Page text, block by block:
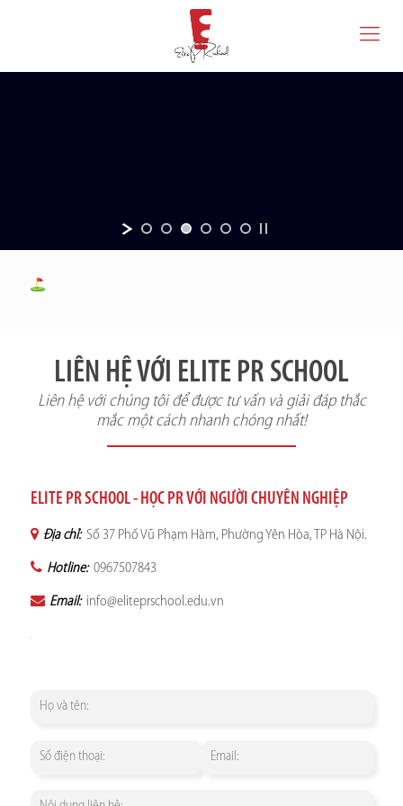
LIÊN HỆ VỚI ELITE PR SCHOOL
Liên hệ với chúng tôi để được tư vấn và giải đáp thắc
mắc một cách nhanh chóng nhất!
ELITE PR SCHOOL - HỌC PR VỚI NGƯỜI CHUYÊN NGHIỆP
Địa chỉ: Số 37 Phố Vũ Phạm Hàm, Phường Yên Hòa, TP Hà Nội.
Hotline: 0967507843
Email: info@eliteprschool.edu.vn